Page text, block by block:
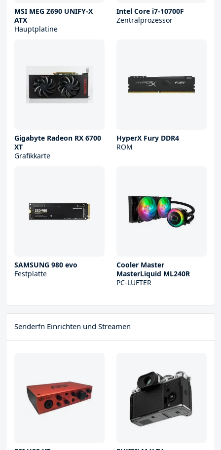
MSI MEG Z690 UNIFY-X
ATX
Hauptplatine
Intel Core i7-10700F
Zentralprozessor
Gigabyte Radeon RX 6700
XT
Grafikkarte
HyperX Fury DDR4
ROM
SAMSUNG 980 evo
Festplatte
Cooler Master
MasterLiquid ML240R
PC-LÜFTER
Senderfn Einrichten und Streamen